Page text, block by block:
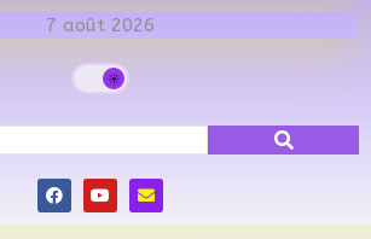
7 août 2026